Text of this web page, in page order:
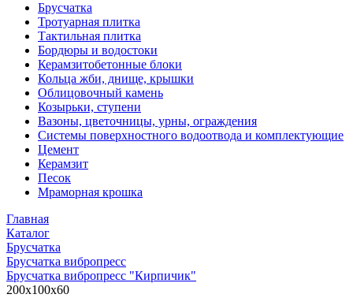
Брусчатка
Тротуарная плитка
Тактильная плитка
Бордюры и водостоки
Керамзитобетонные блоки
Кольца жби, днище, крышки
Облицовочный камень
Козырьки, ступени
Вазоны, цветочницы, урны, ограждения
Системы поверхностного водоотвода и комплектующие
Цемент
Керамзит
Песок
Мраморная крошка
Главная
Каталог
Брусчатка
Брусчатка вибропресс
Брусчатка вибропресс "Кирпичик"
200x100x60